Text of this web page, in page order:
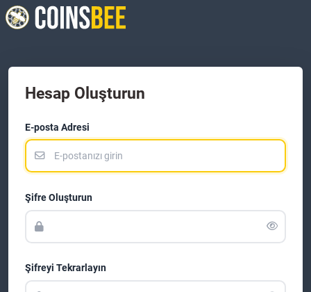
Hesap Oluşturun
E-posta Adresi
Şifre Oluşturun
Şifreyi Tekrarlayın